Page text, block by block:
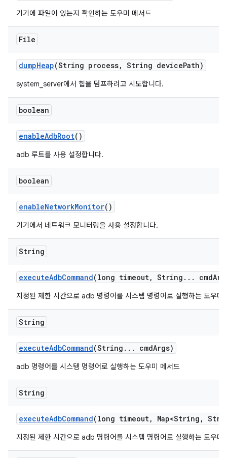
기기에 파일이 있는지 확인하는 도우미 메서드
File
dumpHeap(String process, String devicePath)
system_server에서 힙을 덤프하려고 시도합니다.
boolean
enableAdbRoot()
adb 루트를 사용 설정합니다.
boolean
enableNetworkMonitor()
기기에서 네트워크 모니터링을 사용 설정합니다.
String
executeAdbCommand(long timeout, String . . . cmd
지정된 제한 시간으로 adb 명령어를 시스템 명령어로 실행하는 도우미
String
executeAdbCommand(String . . . cmdArgs)
adb 명령어를 시스템 명령어로 실행하는 도우미 메서드
String
executeAdbCommand(long timeout, Map<String ,
지정된 제한 시간으로 adb 명령어를 시스템 명령어로 실행하는 도우미